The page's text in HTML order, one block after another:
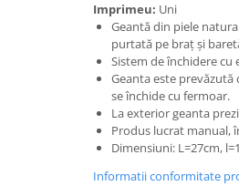
Imprimeu: Uni
Geantă din piele
purtată pe braț și
Sistem de închidere
Geanta este
se închide cu fermoar.
La exterior geanta
Produs lucrat manual,
Dimensiuni: L=27cm,
Informatii conformitate